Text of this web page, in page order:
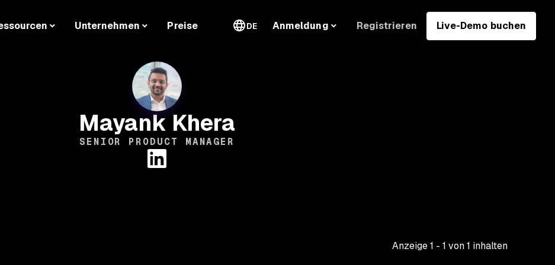
Unternehmen Preise DE Anmeldung Registrieren Live-Demo buchen
Mayank Khera
SENIOR PRODUCT MANAGER
Anzeige1 - 1 von1 inhalten